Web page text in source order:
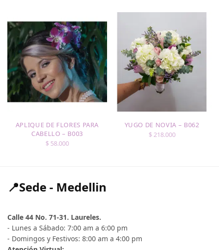
APLIQUE DE FLORES PARA
CABELLO – B003
$ 58.000
YUGO DE NOVIA – B062
$218.000
📍Sede - Medellin
Calle 44 No. 71-31. Laureles.
- Lunes a Sábado: 7:00 am a 6:00 pm
- Domingos y Festivos: 8:00 am a 4:00 pm